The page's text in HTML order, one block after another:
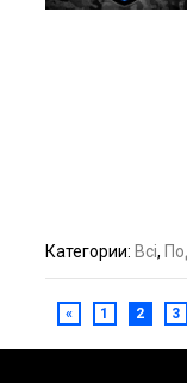
Категории: Всі,
« 1 2 3